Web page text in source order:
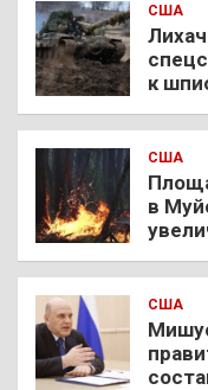
США
к
США
в
США